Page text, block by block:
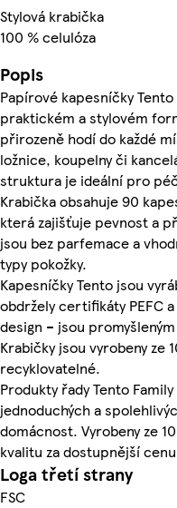
Stylová krabička
100 % celulóza
Popis
Papírové kapesníčky
praktickém a stylovém
přirozeně hodí do každé
ložnice, koupelny či
struktura je ideální pro
Krabička obsahuje 90
která zajišťuje pevnost a
jsou bez parfemace a
typy pokožky.
Kapesníčky Tento jsou
obdržely certifikáty PEFC
design – jsou
Krabičky jsou vyrobeny ze
recyklovatelné.
Produkty řady Tento
jednoduchých a
domácnost. Vyrobeny ze
kvalitu za dostupnější
Loga třetí strany
FSC